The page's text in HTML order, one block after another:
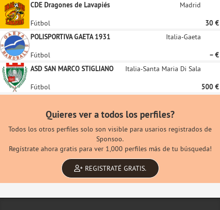
CDE Dragones de Lavapiés
Madrid
Fútbol
30 €
POLISPORTIVA GAETA 1931
Italia-Gaeta
Fútbol
– €
ASD SAN MARCO STIGLIANO
Italia-Santa Maria Di Sala
Fútbol 500 €
Quieres ver a todos los perfiles?
Todos los otros perfiles solo son visible para usarios registrados de
Sponsoo.
Regístrate ahora gratis para ver 1,000 perfiles más de tu búsqueda!
REGISTRATÉ GRATIS.